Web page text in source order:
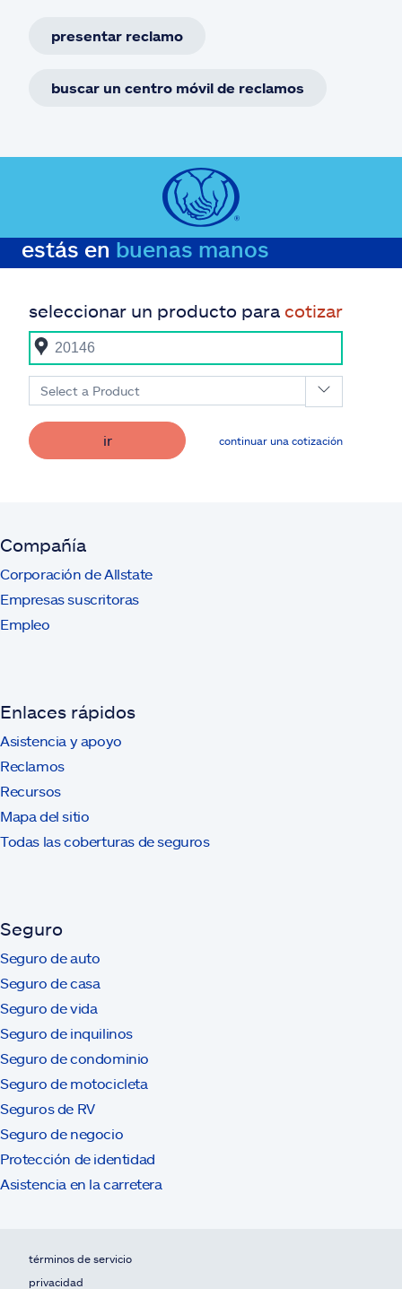
presentar reclamo
buscar un centro móvil de reclamos
estás en buenas manos
seleccionar un producto para cotizar
Select a Product
ir continuar una cotización
Compañía
Corporación de Allstate
Empresas suscritoras
Empleo
Enlaces rápidos
Asistencia y apoyo
Reclamos
Recursos
Mapa del sitio
Todas las coberturas de seguros
Seguro
Seguro de auto
Seguro de casa
Seguro de vida
Seguro de inquilinos
Seguro de condominio
Seguro de motocicleta
Seguros de RV
Seguro de negocio
Protección de identidad
Asistencia en la carretera
términos de servicio
privacidad